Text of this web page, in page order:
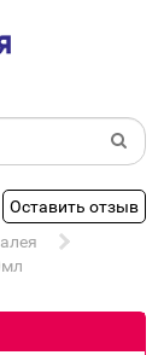
Оставить отзыв